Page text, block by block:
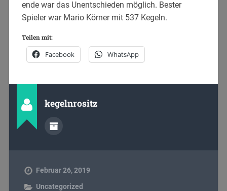
ende war das Unentschieden möglich. Bester
Spieler war Mario Körner mit 537 Kegeln.
Teilen mit:
Facebook WhatsApp
kegelnrositz
Februar 26, 2019
Uncategorized